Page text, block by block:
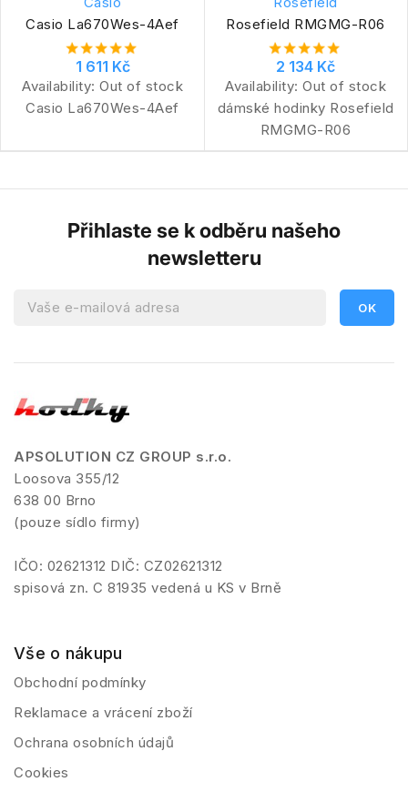
Casio La670Wes-4Aef
1 611 Kč
Availability: Out of stock
Casio La670Wes-4Aef
Rosefield RMGMG-R06
2 134 Kč
Availability: Out of stock
dámské hodinky Rosefield
RMGMG-R06
Přihlaste se k odběru našeho
newsletteru
APSOLUTION CZ GROUP s.r.o.
Loosova 355/12
638 00 Brno
(pouze sídlo firmy)
IČO: 02621312 DIČ: CZ02621312
spisová zn. C 81935 vedená u KS v Brně
Vše o nákupu
Obchodní podmínky
Reklamace a vrácení zboží
Ochrana osobních údajů
Cookies